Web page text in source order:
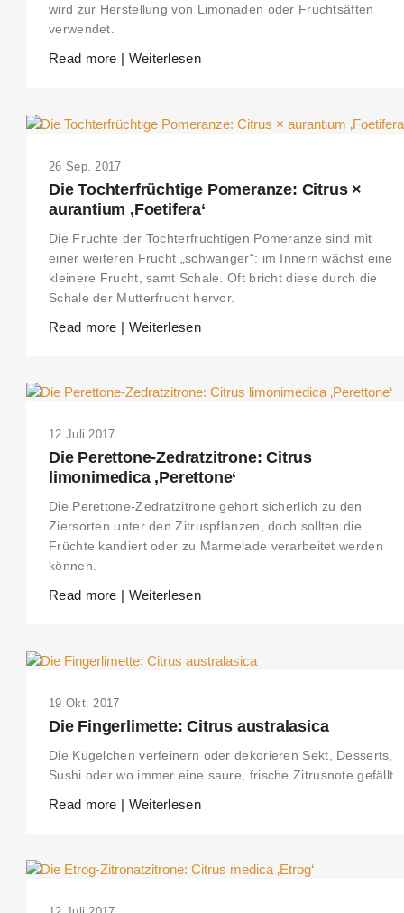
wird zur Herstellung von Limonaden oder Fruchtsäften
verwendet.
Read more | Weiterlesen
26 Sep. 2017
Die Tochterfrüchtige Pomeranze: Citrus ×
aurantium ‚Foetifera‘
Die Früchte der Tochterfrüchtigen Pomeranze sind mit
einer weiteren Frucht „schwanger“: im Innern wächst eine
kleinere Frucht, samt Schale. Oft bricht diese durch die
Schale der Mutterfrucht hervor.
Read more | Weiterlesen
12 Juli 2017
Die Perettone-Zedratzitrone: Citrus
limonimedica ‚Perettone‘
Die Perettone-Zedratzitrone gehört sicherlich zu den
Ziersorten unter den Zitruspflanzen, doch sollten die
Früchte kandiert oder zu Marmelade verarbeitet werden
können.
Read more | Weiterlesen
19 Okt. 2017
Die Fingerlimette: Citrus australasica
Die Kügelchen verfeinern oder dekorieren Sekt, Desserts,
Sushi oder wo immer eine saure, frische Zitrusnote gefällt.
Read more | Weiterlesen